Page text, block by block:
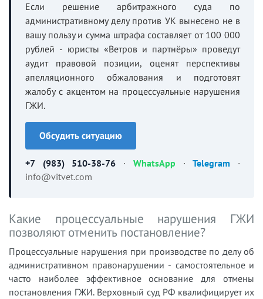
Если решение арбитражного суда по
административному делу против УК вынесено не в
вашу пользу и сумма штрафа составляет от 100 000
рублей - юристы «Ветров и партнёры» проведут
аудит правовой позиции, оценят перспективы
апелляционного обжалования и подготовят
жалобу с акцентом на процессуальные нарушения
ГЖИ.
Обсудить ситуацию
+7 (983) 510-38-76 · WhatsApp ·Telegram ·
info@vitvet.com
Какие процессуальные нарушения ГЖИ
позволяют отменить постановление?
Процессуальные нарушения при производстве по делу об
административном правонарушении - самостоятельное и
часто наиболее эффективное основание для отмены
постановления ГЖИ. Верховный суд РФ квалифицирует их